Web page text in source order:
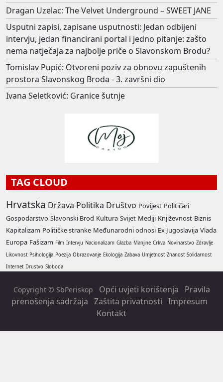
Dragan Uzelac: The Velvet Underground – SWEET JANE
Usputni zapisi, zapisane usputnosti: Jedan odbijeni
intervju, jedan financirani portal i jedno pitanje: zašto
nema natječaja za najbolje priče o Slavonskom Brodu?
Tomislav Pupić: Otvoreni poziv za obnovu zapuštenih
prostora Slavonskog Broda - 3. završni dio
Ivana Seletković: Granice šutnje
TAG CLOUD
Hrvatska Država Politika Društvo Povijest Političari
Gospodarstvo Slavonski Brod Kultura Svijet Mediji Književnost Biznis
Kapitalizam Političke stranke Međunarodni odnosi Ex Jugoslavija Vlada
Europa Fašizam Film Intervju Nacionalizam Glazba Manjine Crkva Novinarstvo Zdravlje
Likovnost Psihologija Poezija Obrazovanje Ekologija Zabava Umjetnost Znanost Solidarnost
Internet Drustvo Sloboda
Copyright © SbPeriskop Opći uvjeti korištenja
Pravila
prenošenja sadržaja Zaštita privatnosti Impresum
Kontakt